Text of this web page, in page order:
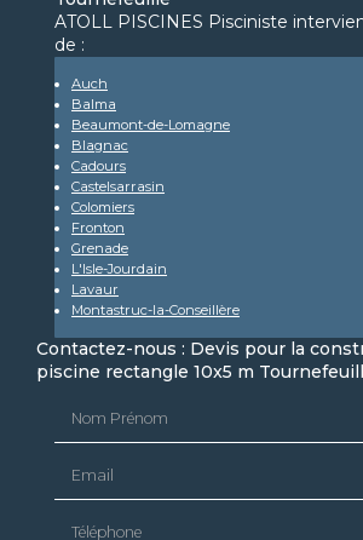
ATOLL PISCINES Pisciniste
de :
Auch
Balma
Beaumont-de-Lomagne
Blagnac
Cadours
Castelsarrasin
Colomiers
Fronton
Grenade
L'Isle-Jourdain
Lavaur
Montastruc-la-Conseillère
Contactez-nous : Devis pour la
piscine rectangle 10x5 m